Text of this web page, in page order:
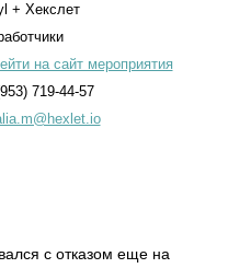
+ Хекслет
на сайт мероприятия
719-44-57
с отказом еще на